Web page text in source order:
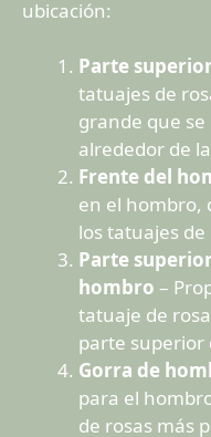
ubicación:
Parte
tatuajes de
grande que
alrededor de
Frente del
en el hombro,
los tatuajes
Parte
hombro –
tatuaje de
parte superior
Gorra de
para el
de rosas más